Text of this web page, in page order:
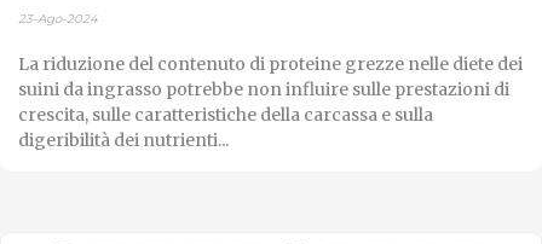
23-Ago-2024
La riduzione del contenuto di proteine ​​grezze nelle diete dei
suini da ingrasso potrebbe non influire sulle prestazioni di
crescita, sulle caratteristiche della carcassa e sulla
digeribilità dei nutrienti...